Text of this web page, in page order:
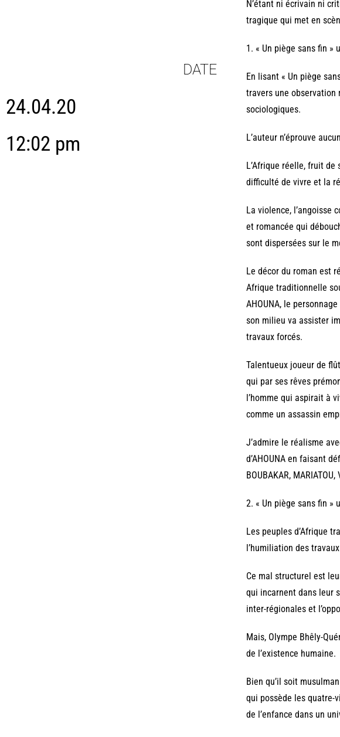
DATE
24.04.20
12:02 pm
N’étant ni écrivain ni
tragique qui met en
1. « Un piège sans fin »
En lisant « Un piège
travers une observation
sociologiques.
L’auteur n’éprouve
L’Afrique réelle, fruit
difficulté de vivre et la
La violence, l’angoisse
et romancée qui
sont dispersées sur le
Le décor du roman est
Afrique traditionnelle
AHOUNA, le
son milieu va assister
travaux forcés.
Talentueux joueur de
qui par ses rêves
l’homme qui aspirait à
comme un assassin
J’admire le réalisme
d’AHOUNA en faisant
BOUBAKAR, MARIATOU,
2. « Un piège sans fin »
Les peuples d’Afrique
l’humiliation des
Ce mal structurel est
qui incarnent dans leur
inter-régionales et
Mais, Olympe Bhêly-
de l’existence humaine.
Bien qu’il soit
qui possède les quatre-
de l’enfance dans un